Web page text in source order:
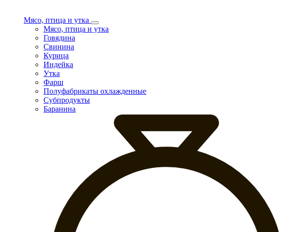
Мясо, птица и утка
Мясо, птица и утка
Говядина
Свинина
Курица
Индейка
Утка
Фарш
Полуфабрикаты охлажденные
Субпродукты
Баранина